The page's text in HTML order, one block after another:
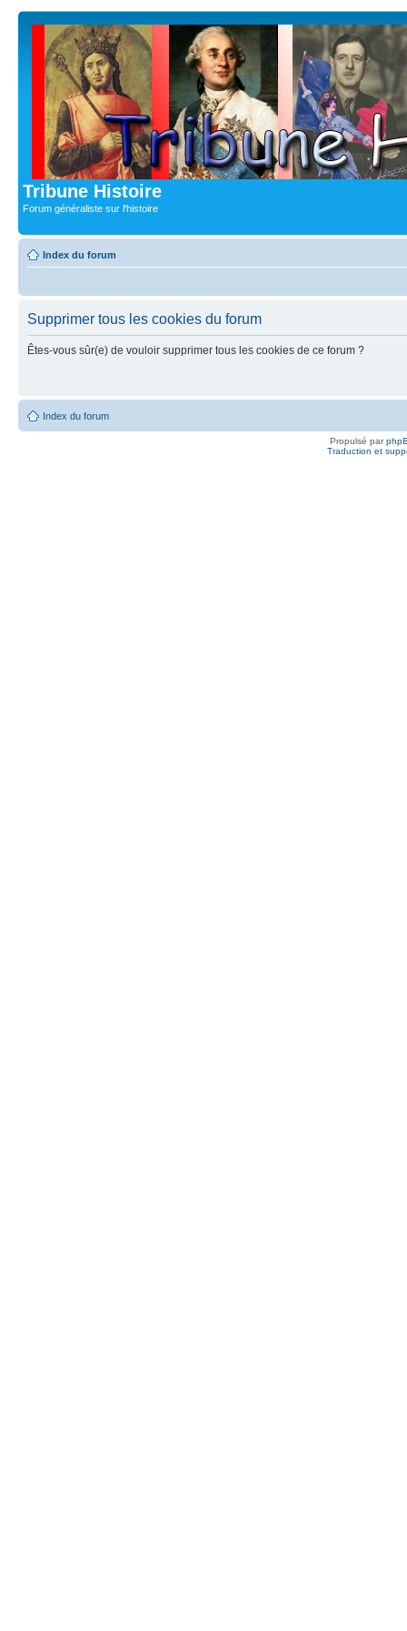
Tribune Histoire
Forum généraliste sur l'histoire
Index du forum
Supprimer tous les cookies du forum
Êtes-vous sûr(e) de vouloir supprimer tous les cookies de ce forum ?
Index du forum
Propulsé par
Traduction et